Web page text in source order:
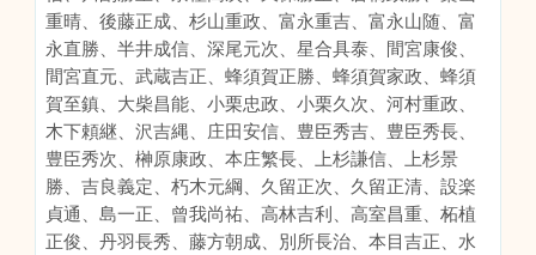
重晴、後藤正成、杉山重政、富永重吉、富永山随、富
永直勝、半井成信、深尾元次、星合具泰、間宮康俊、
間宮直元、武蔵吉正、蜂須賀正勝、蜂須賀家政、蜂須
賀至鎮、大柴昌能、小栗忠政、小栗久次、河村重政、
木下頼継、沢吉縄、庄田安信、豊臣秀吉、豊臣秀長、
豊臣秀次、榊原康政、本庄繁長、上杉謙信、上杉景
勝、吉良義定、朽木元綱、久留正次、久留正清、設楽
貞通、島一正、曾我尚祐、高林吉利、高室昌重、柘植
正俊、丹羽長秀、藤方朝成、別所長治、本目吉正、水